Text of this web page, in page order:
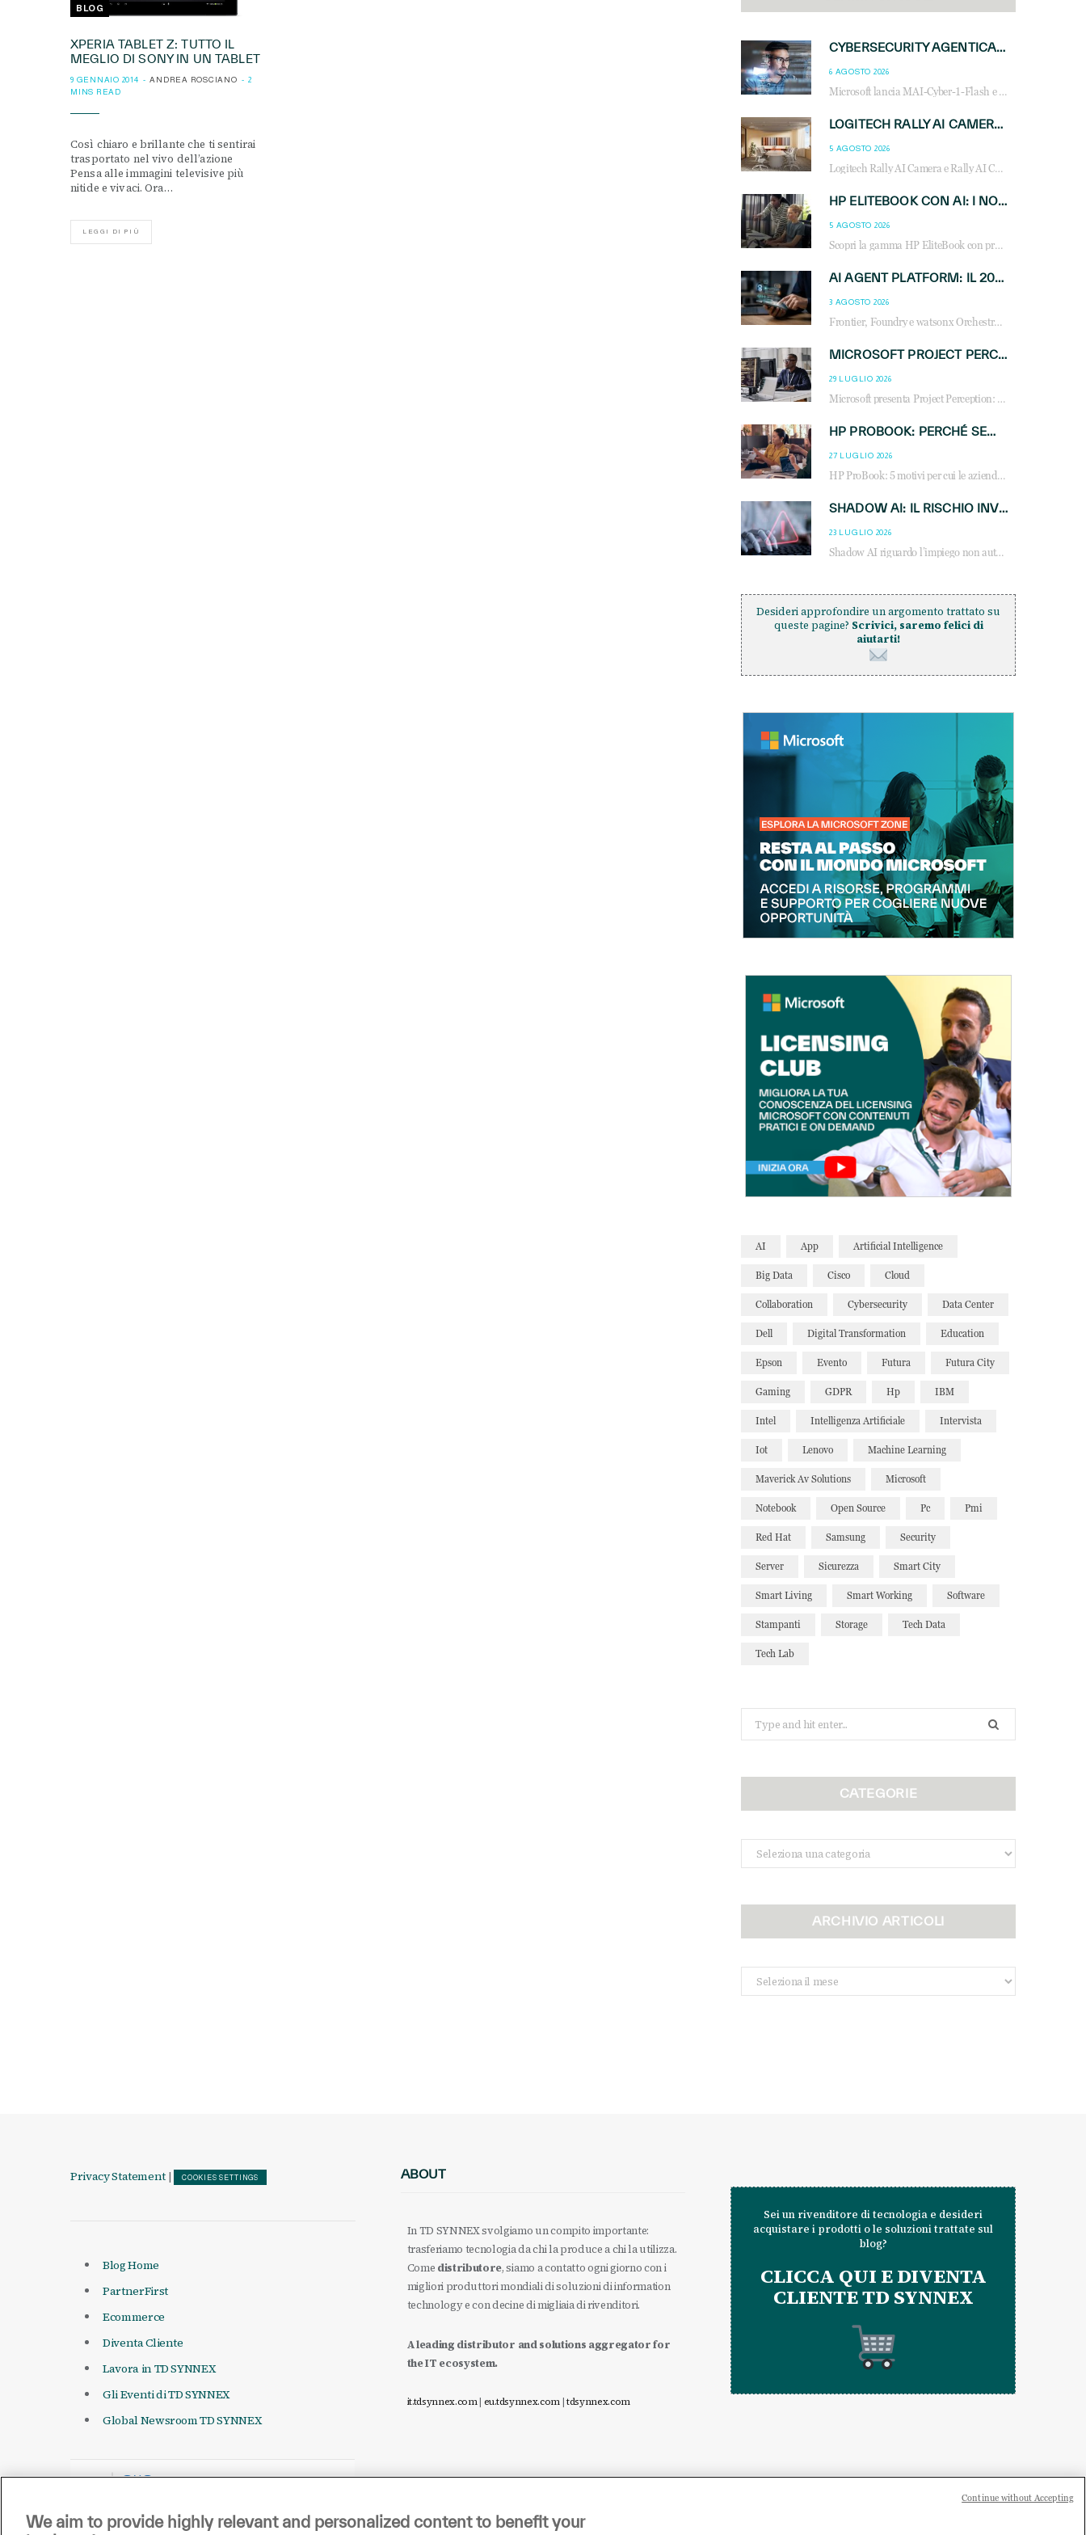
BLOG
XPERIA TABLET Z: TUTTO IL
MEGLIO DI SONY IN UN TABLET
9 GENNAIO 2014 ANDREA ROSCIANO
2
MINS READ
Così chiaro e brillante che ti sentirai
trasportato nel vivo dell’azione
Pensa alle immagini televisive più
nitide e vivaci. Ora…
LEGGI DI PIÙ
CYBERSECURITY AGENTICA: CON PERCEPTION E MAI-CYBER-1-FLASH MICROSOFT APRE NUOVI SERVIZI PER IL CANALE
6 AGOSTO 2026
Microsoft lancia MAI-Cyber-1-Flash e Perception: cybersecurity agentica in preview dal 3 novembre. Cosa cambia per MSP, system integrator e reseller.
LOGITECH RALLY AI CAMERA: L’INTELLIGENZA ARTIFICIALE ENTRA NELLE SALE RIUNIONI DI NUOVA GENERAZIONE
5 AGOSTO 2026
Logitech Rally AI Camera e Rally AI Camera Pro trasformano gli spazi di collaborazione con AI, inquadratura intelligente, multi-camera e gestione avanzata dei meeting ibridi.
HP ELITEBOOK CON AI: I NOTEBOOK BUSINESS INTELLIGENTI CHE TRASFORMANO PRODUTTIVITÀ, SICUREZZA E LAVORO IBRIDO
5 AGOSTO 2026
Scopri la gamma HP EliteBook con processori Intel® Core™ Ultra e AMD Ryzen™ AI. Notebook business progettati per aumentare la produttività, migliorare la collaborazione e garantire sicurezza avanzata in ufficio e in mobilità.
AI AGENT PLATFORM: IL 2026 È L’ANNO DEL «SISTEMA OPERATIVO» PER GLI AGENTI AZIENDALI
3 AGOSTO 2026
Frontier, Foundry e watsonx Orchestrate: la guerra delle piattaforme AI agent ridisegna il mercato IT. Cosa cambia per reseller, MSP e system integrator.
MICROSOFT PROJECT PERCEPTION: COME GLI AGENTI AI CAMBIERANNO SOC, CYBERSECURITY E SERVIZI MSP
29 LUGLIO 2026
Microsoft presenta Project Perception: scopri come gli agenti AI possono trasformare cybersecurity, SOC e servizi gestiti degli MSP.
HP PROBOOK: PERCHÉ SEMPRE PIÙ AZIENDE SCELGONO NOTEBOOK PROGETTATI PER IL LAVORO MODERNO
27 LUGLIO 2026
HP ProBook: 5 motivi per cui le aziende scelgono i notebook business HP per migliorare produttività, sicurezza e gestione dell’AI.
SHADOW AI: IL RISCHIO INVISIBILE CHE LE AZIENDE POSSONO GOVERNARE
23 LUGLIO 2026
Shadow AI riguardo l’impiego non autorizzato di sistemi AI all’interno dell’azienda. E’ una pratica che si diffonde a partire dai dipendenti fino ai dirigenti e mette a repentaglio la cybersecurity, con costi più elevati per le organizzazioni. Due recenti report illustrano il fenomeno e forniscono dati in merito
Desideri approfondire un argomento trattato su
queste pagine? Scrivici, saremo felici di
aiutarti!
AI App Artificial Intelligence
Big Data Cisco Cloud
Collaboration Cybersecurity Data Center
Dell Digital Transformation Education
Epson Evento Futura Futura City
Gaming GDPR Hp IBM
Intel Intelligenza Artificiale Intervista
Iot Lenovo Machine Learning
Maverick Av Solutions Microsoft
Notebook Open Source Pc Pmi
Red Hat Samsung Security
Server Sicurezza Smart City
Smart Living Smart Working Software
Stampanti Storage Tech Data
Tech Lab
for:
CATEGORIE
Categorie
ARCHIVIO ARTICOLI
Archivio
Articoli
Privacy Statement | COOKIES SETTINGS
Blog Home
PartnerFirst
Ecommerce
Diventa Cliente
Lavora in TD SYNNEX
Gli Eventi di TD SYNNEX
Global Newsroom TD SYNNEX
ABOUT
In TD SYNNEX svolgiamo un compito importante:
trasferiamo tecnologia da chi la produce a chi la utilizza.
Come distributore, siamo a contatto ogni giorno con i
migliori produttori mondiali di soluzioni di information
technology e con decine di migliaia di rivenditori.
A leading distributor and solutions aggregator for
the IT ecosystem.
it.tdsynnex.com| eu.tdsynnex.com|tdsynnex.com
Sei un rivenditore di tecnologia e desideri
acquistare i prodotti o le soluzioni trattate sul
blog?
CLICCA QUI E DIVENTA
CLIENTE TD SYNNEX
We aim to provide highly relevant and personalized content to benefit your
Continue without Accepting